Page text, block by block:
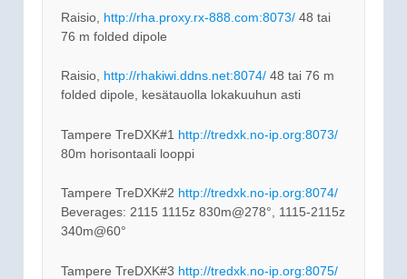
Raisio, http://rha.proxy.rx-888.com:8073/ 48 tai
76 m folded dipole
Raisio, http://rhakiwi.ddns.net:8074/ 48 tai 76 m
folded dipole, kesätauolla lokakuuhun asti
Tampere TreDXK#1 http://tredxk.no-ip.org:8073/
80m horisontaali looppi
Tampere TreDXK#2 http://tredxk.no-ip.org:8074/
Beverages: 2115 1115z 830m@278°, 1115-2115z
340m@60°
Tampere TreDXK#3 http://tredxk.no-ip.org:8075/